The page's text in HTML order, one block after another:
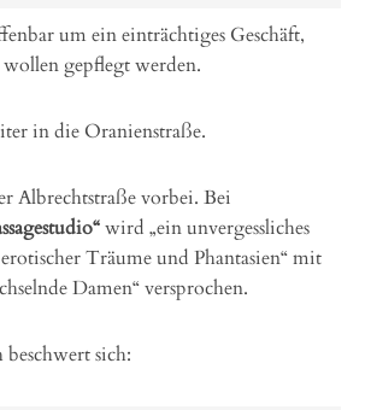
um ein einträchtiges Geschäft,
gepflegt werden.
in die Oranienstraße.
Albrechtstraße vorbei. Bei
wird „ein unvergessliches
Träume und Phantasien“ mit
Damen“ versprochen.
sich: